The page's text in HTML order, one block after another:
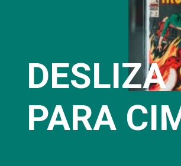
DESLIZA
PARA